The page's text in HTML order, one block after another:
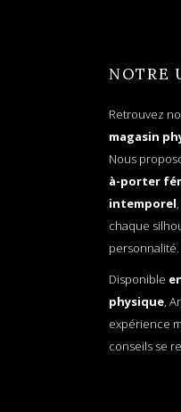
NOTRE
Retrouvez
magasin
Nous
à-porter
intemporel
chaque
personnalité.
Disponible
physique,
expérience
conseils se